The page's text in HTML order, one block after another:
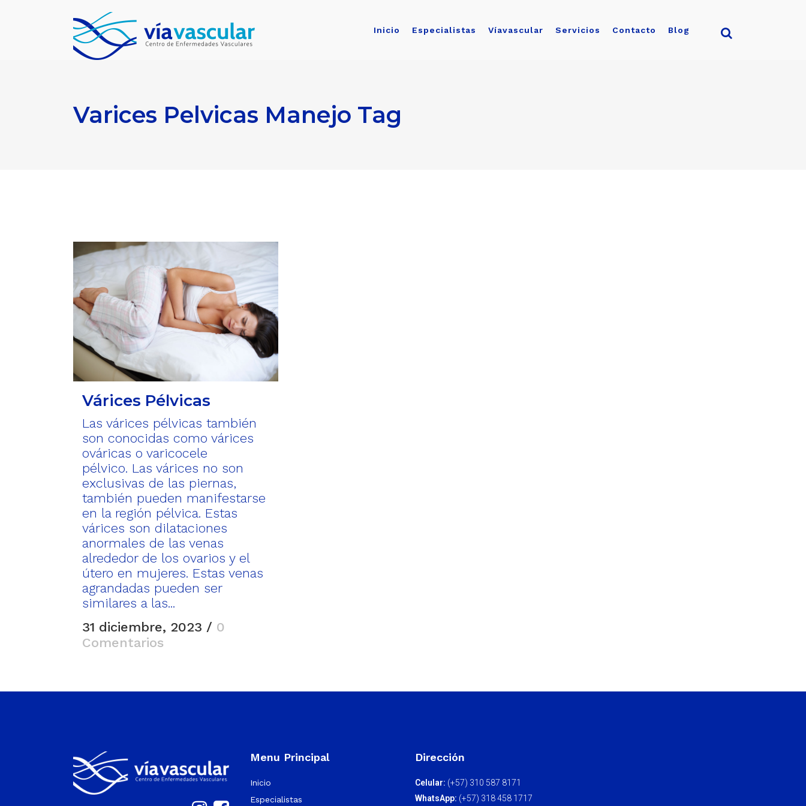
Inicio Especialistas Víavascular Servicios Contacto Blog
Varices Pelvicas Manejo Tag
Várices Pélvicas
Las várices pélvicas también
son conocidas como várices
ováricas o varicocele
pélvico. Las várices no son
exclusivas de las piernas,
también pueden manifestarse
en la región pélvica. Estas
várices son dilataciones
anormales de las venas
alrededor de los ovarios y el
útero en mujeres. Estas venas
agrandadas pueden ser
similares a las...
31 diciembre, 2023 / 0
Comentarios
Menu Principal
Inicio
Especialistas
Dirección
Celular: (+57) 310 587 8171
WhatsApp: (+57) 318 458 1717